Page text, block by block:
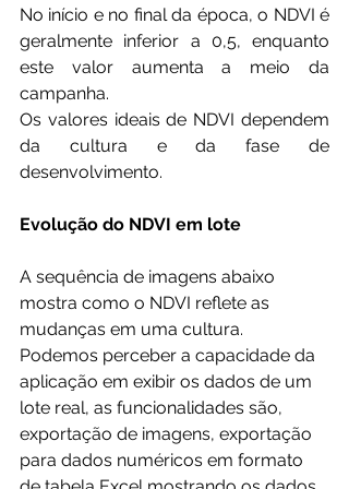
No início e no final da época, o NDVI é
geralmente inferior a 0,5, enquanto
este valor aumenta a meio da
campanha.
Os valores ideais de NDVI dependem
da cultura e da fase de
desenvolvimento.
Evolução do NDVI em lote
A sequência de imagens abaixo
mostra como o NDVI reflete as
mudanças em uma cultura.
Podemos perceber a capacidade da
aplicação em exibir os dados de um
lote real, as funcionalidades são,
exportação de imagens, exportação
para dados numéricos em formato